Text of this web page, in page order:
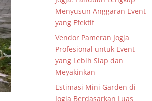
Menyusun Anggaran Event
yang Efektif
Vendor Pameran Jogja
Profesional untuk Event
yang Lebih Siap dan
Meyakinkan
Estimasi Mini Garden di
Jogja Berdasarkan Luas